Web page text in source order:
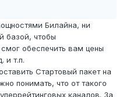
Билайна, ни
базой, чтобы
обеспечить вам цены
и т.п.
Стартовый пакет на
понимать, что от такого
каналов. За